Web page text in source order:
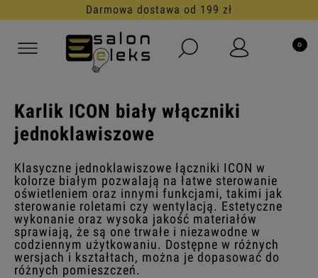
Darmowa dostawa od 199 zł
Karlik ICON biały włączniki
jednoklawiszowe
Klasyczne jednoklawiszowe łączniki ICON w
kolorze białym pozwalają na łatwe sterowanie
oświetleniem oraz innymi funkcjami, takimi jak
sterowanie roletami czy wentylacją. Estetyczne
wykonanie oraz wysoka jakość materiałów
sprawiają, że są one trwałe i niezawodne w
codziennym użytkowaniu. Dostępne w różnych
wersjach i kształtach, można je dopasować do
różnych pomieszczeń.